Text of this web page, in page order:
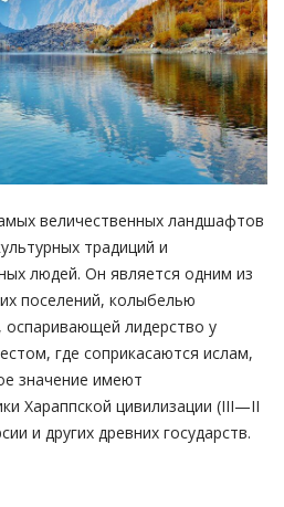
величественных ландшафтов
традиций и
людей. Он является одним из
поселений, колыбелью
оспаривающей лидерство у
где соприкасаются ислам,
значение имеют
Хараппской цивилизации (III—II
и других древних государств.